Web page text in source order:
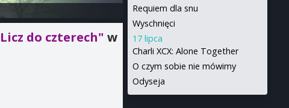
do czterech"w
Requiem dla snu
Wyschnięci
17 lipca
Charli XCX: Alone Together
O czym sobie nie mówimy
Odyseja